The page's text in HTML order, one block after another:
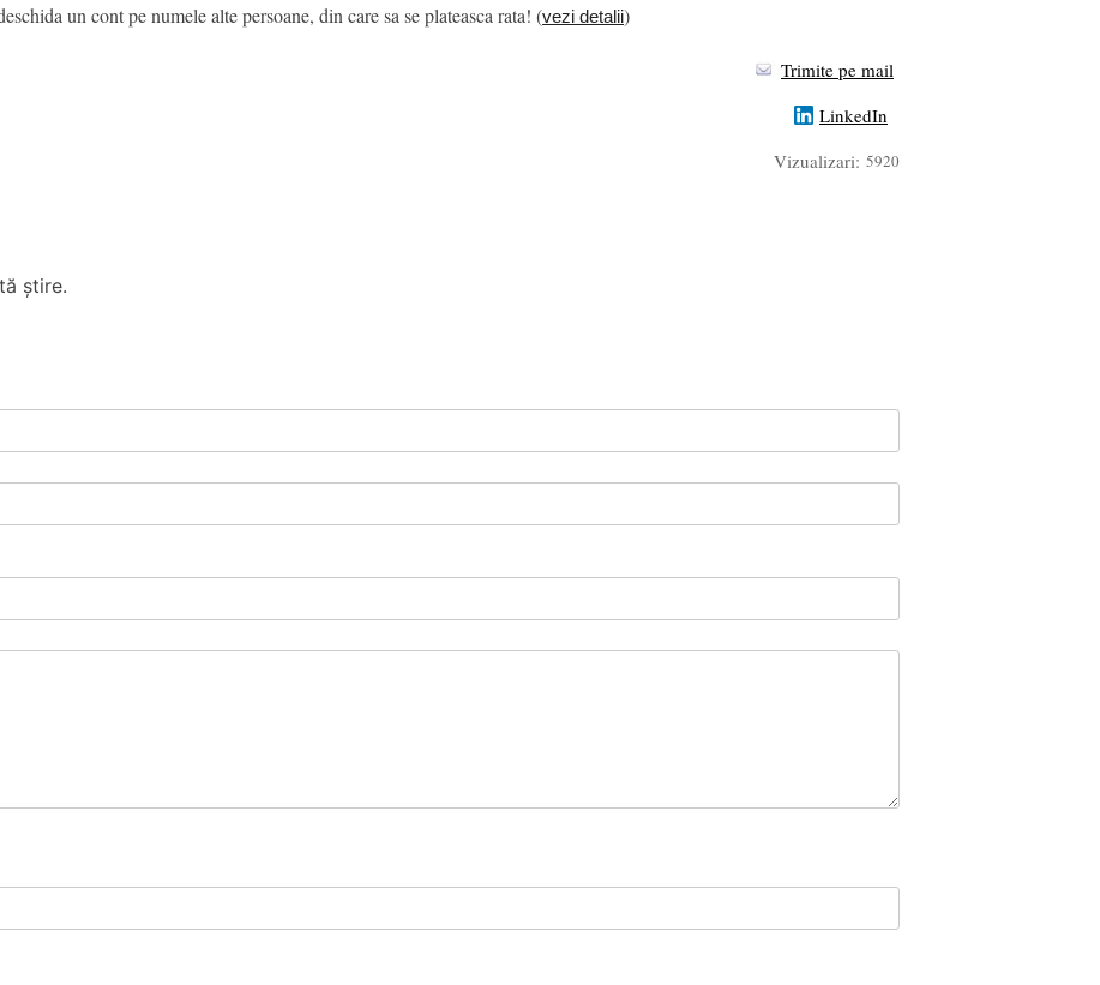
un cont pe numele alte persoane, din care sa se plateasca rata! (vezi detalii)
Trimite pe mail
LinkedIn
Vizualizari: 5920
știre.